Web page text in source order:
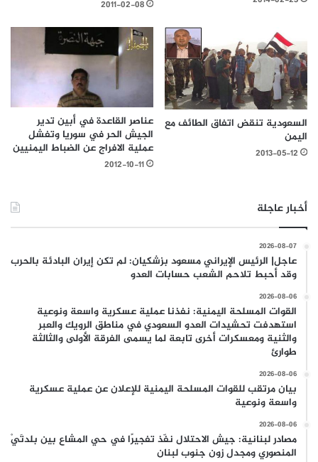
2011-02-08
السعودية تنقض اتفاق الطائف مع
اليمن
2013-05-12
عناصر القاعدة في أبين تدير
الجيش الحر في سوريا وتفشل
عملية الافراج عن الضباط اليمنيين
2012-10-11
أخبار عاجلة
2026-08-07
عاجل| الرئيس الإيراني مسعود بزشكيان: لم تكن إيران البادئة بالحرب
وقد أحبط تلاحم الشعب حسابات العدو
2026-08-06
القوات المسلحة اليمنية: نفذنا عملية عسكرية واسعة ونوعية
استهدفت تحشيدات العدو السعودي في مناطق الرويك والعبر
والثنية ومعسكرات أخرى تابعة لما يسمى الفرقة الأولى والثالثة
طوارئ
2026-08-06
بيان مرتقب للقوات المسلحة اليمنية للإعلان عن عملية عسكرية
واسعة ونوعية
2026-08-06
مصادر لبنانية: جيش الاحتلال نفّذ تفجيرًا في حي المشاع بين بلدتَيْ
المنصوري ومجدل زون جنوب لبنان